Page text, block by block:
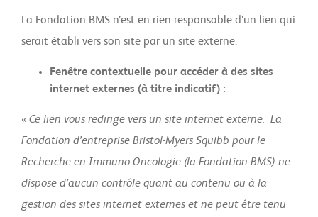
La Fondation BMS n’est en rien responsable d’un lien qui
serait établi vers son site par un site externe.
Fenêtre contextuelle pour accéder à des sites
internet externes (à titre indicatif) :
« Ce lien vous redirige vers un site internet externe. La
Fondation d’entreprise Bristol-Myers Squibb pour le
Recherche en Immuno-Oncologie (la Fondation BMS) ne
dispose d’aucun contrôle quant au contenu ou à la
gestion des sites internet externes et ne peut être tenu